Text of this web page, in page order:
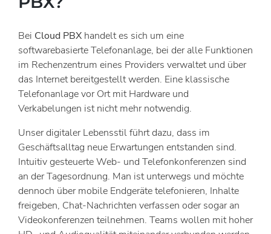
Bei Cloud PBX handelt es sich um eine
softwarebasierte Telefonanlage, bei der alle Funktionen
im Rechenzentrum eines Providers verwaltet und über
das Internet bereitgestellt werden. Eine klassische
Telefonanlage vor Ort mit Hardware und
Verkabelungen ist nicht mehr notwendig.
Unser digitaler Lebensstil führt dazu, dass im
Geschäftsalltag neue Erwartungen entstanden sind.
Intuitiv gesteuerte Web- und Telefonkonferenzen sind
an der Tagesordnung. Man ist unterwegs und möchte
dennoch über mobile Endgeräte telefonieren, Inhalte
freigeben, Chat-Nachrichten verfassen oder sogar an
Videokonferenzen teilnehmen. Teams wollen mit hoher